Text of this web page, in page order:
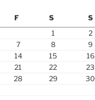
F S
S
1
2
7 8
9
14 15
16
21 22
23
28 29
30